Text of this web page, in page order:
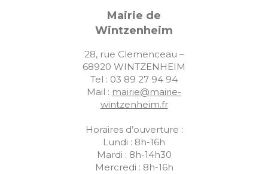
Mairie de
Wintzenheim
28, rue Clemenceau –
68920 WINTZENHEIM
Tel : 03 89 27 94 94
Mail : mairie@mairie-
wintzenheim.fr
Horaires d’ouverture :
Lundi : 8h-16h
Mardi : 8h-14h30
Mercredi : 8h-16h